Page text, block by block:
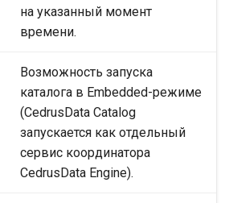
на указанный момент
времени.
Возможность запуска
каталога в Embedded-режиме
(CedrusData Catalog
запускается как отдельный
сервис координатора
CedrusData Engine).